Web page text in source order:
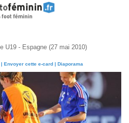
U19 - Espagne (27 mai 2010)
| Envoyer cette e-card | Diaporama